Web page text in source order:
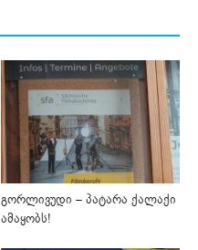
გორლივუდი – პატარა ქალაქი
ამაყობს!